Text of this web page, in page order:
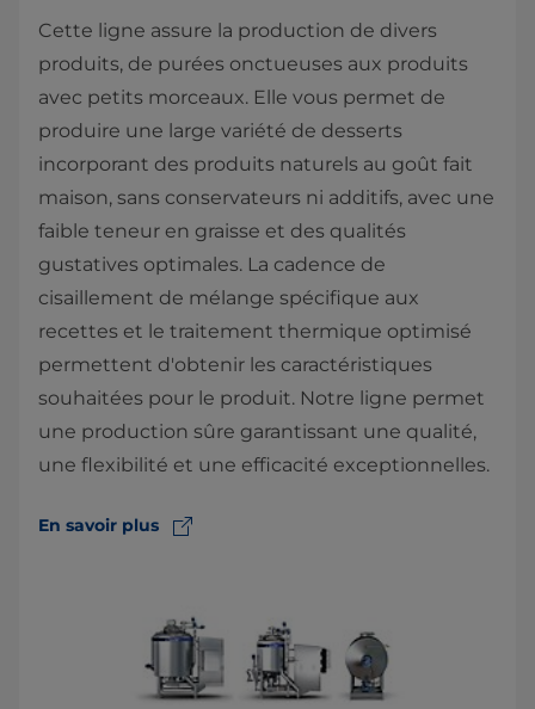
Cette ligne assure la production de divers
produits, de purées onctueuses aux produits
avec petits morceaux. Elle vous permet de
produire une large variété de desserts
incorporant des produits naturels au goût fait
maison, sans conservateurs ni additifs, avec une
faible teneur en graisse et des qualités
gustatives optimales. La cadence de
cisaillement de mélange spécifique aux
recettes et le traitement thermique optimisé
permettent d'obtenir les caractéristiques
souhaitées pour le produit. Notre ligne permet
une production sûre garantissant une qualité,
une flexibilité et une efficacité exceptionnelles.
En savoir plus